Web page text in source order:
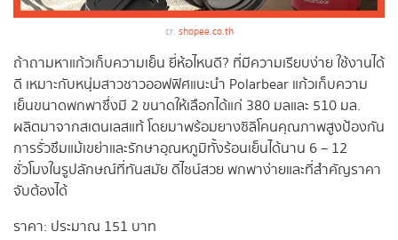
cr. shopee.co.th
ถ้าถามหาแก้วเก็บความเย็น ยี่ห้อไหนดี? ที่มีความเรียบง่าย ใช้งานได้
ดี เหมาะกับหนุ่มสาวชาวออฟฟิศแนะนำ Polarbear แก้วเก็บความ
เย็นขนาดพกพาซึ่งมี 2 ขนาดให้เลือกได้แก่ 380 มลและ 510 มล.
ผลิตมาจากสเตนเลสแท้ โดยมาพร้อมยางซิลิโคนคุณภาพสูงป้องกัน
การรั่วซึมแม้เขย่าและรักษาอุณหภูมิทั้งร้อนเย็นได้นาน 6 – 12
ชั่วโมงในรูปลักษณ์ที่ทันสมัย ดีไซน์สวย พกพาง่ายและที่สำคัญราคา
จับต้องได้
ราคา: ประมาณ 151 บาท